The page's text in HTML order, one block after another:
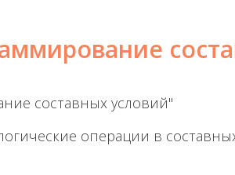
составных условий"
операции в